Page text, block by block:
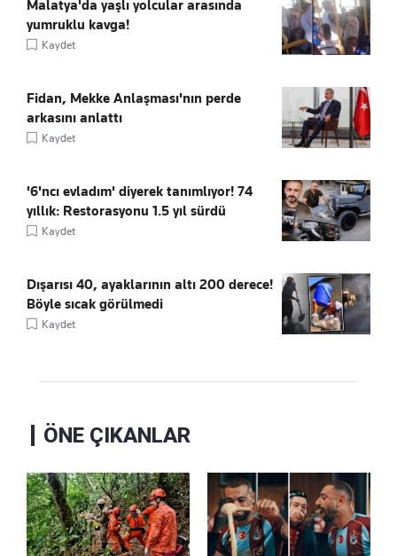
Malatya'da yaşlı yolcular arasında
yumruklu kavga!
Kaydet
Fidan, Mekke Anlaşması'nın perde
arkasını anlattı
Kaydet
'6'ncı evladım' diyerek tanımlıyor! 74
yıllık: Restorasyonu 1.5 yıl sürdü
Kaydet
Dışarısı 40, ayaklarının altı 200 derece!
Böyle sıcak görülmedi
Kaydet
ÖNE ÇIKANLAR